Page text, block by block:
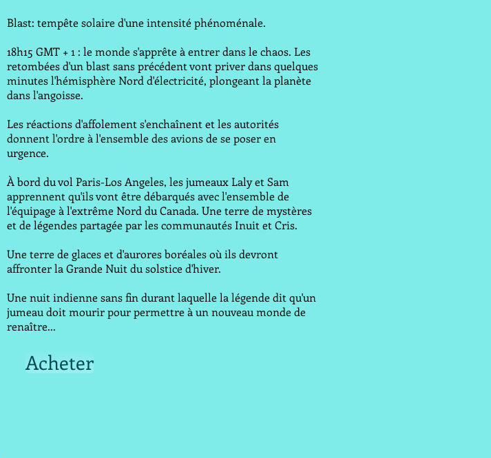
Blast: tempête solaire d'une intensité phénoménale.
18h15 GMT + 1 : le monde s'apprête à entrer dans le chaos. Les
retombées d'un blast sans précédent vont priver dans quelques
minutes l'hémisphère Nord d'électricité, plongeant la planète
dans l'angoisse.
Les réactions d'affolement s'enchaînent et les autorités
donnent l'ordre à l'ensemble des avions de se poser en
urgence.
À bord du vol Paris-Los Angeles, les jumeaux Laly et Sam
apprennent qu'ils vont être débarqués avec l'ensemble de
l'équipage à l'extrême Nord du Canada. Une terre de mystères
et de légendes partagée par les communautés Inuit et Cris.
Une terre de glaces et d'aurores boréales où ils devront
affronter la Grande Nuit du solstice d'hiver.
Une nuit indienne sans fin durant laquelle la légende dit qu'un
jumeau doit mourir pour permettre à un nouveau monde de
renaître...
Acheter